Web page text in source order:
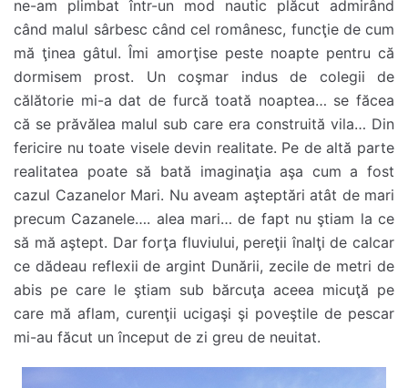
ne-am plimbat într-un mod nautic plăcut admirând
când malul sârbesc când cel românesc, funcţie de cum
mă ţinea gâtul. Îmi amorţise peste noapte pentru că
dormisem prost. Un coşmar indus de colegii de
călătorie mi-a dat de furcă toată noaptea… se făcea
că se prăvălea malul sub care era construită vila… Din
fericire nu toate visele devin realitate. Pe de altă parte
realitatea poate să bată imaginaţia aşa cum a fost
cazul Cazanelor Mari. Nu aveam aşteptări atât de mari
precum Cazanele…. alea mari… de fapt nu ştiam la ce
să mă aştept. Dar forţa fluviului, pereţii înalţi de calcar
ce dădeau reflexii de argint Dunării, zecile de metri de
abis pe care le ştiam sub bărcuţa aceea micuţă pe
care mă aflam, curenţii ucigaşi şi poveştile de pescar
mi-au făcut un început de zi greu de neuitat.